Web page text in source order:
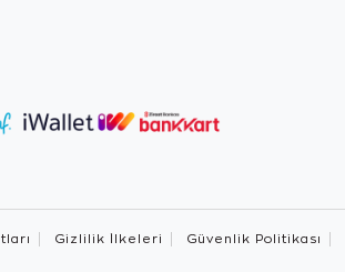
Gizlilik İlkeleri Güvenlik Politikası